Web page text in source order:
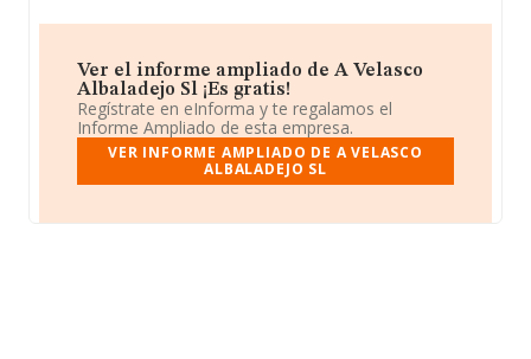
Ver el informe ampliado de A Velasco
Albaladejo Sl ¡Es gratis!
Regístrate en eInforma y te regalamos el
Informe Ampliado de esta empresa.
VER INFORME AMPLIADO DE A VELASCO
ALBALADEJO SL